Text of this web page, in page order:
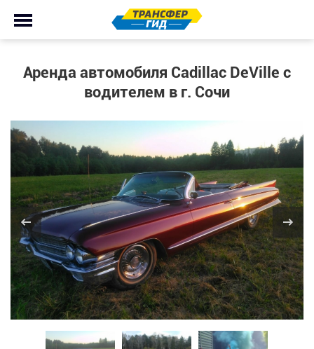
Аренда автомобиля Cadillac DeVille с
водителем в г. Сочи